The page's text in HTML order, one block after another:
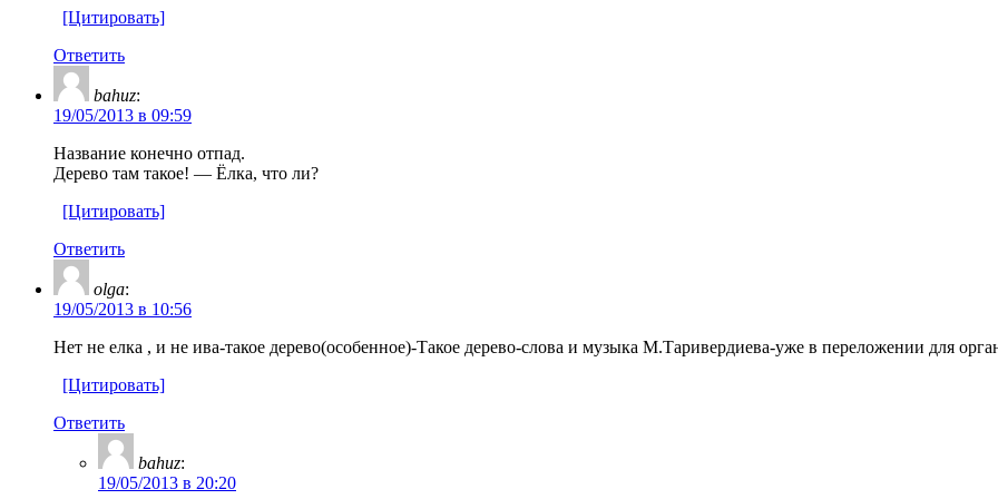
[Цитировать]
Ответить
bahuz:
19/05/2013 в 09:59
Название конечно отпад.
Дерево там такое! — Ёлка, что ли?
[Цитировать]
Ответить
olga:
19/05/2013 в 10:56
Нет не елка , и не ива-такое дерево(особенное)-Такое дерево-слова и музыка М.Таривердиева-уже в переложении для
[Цитировать]
Ответить
bahuz:
19/05/2013 в 20:20